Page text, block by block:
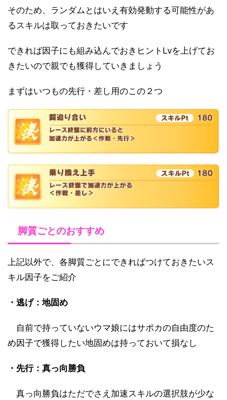
そのため、ランダムとはいえ有効発動する可能性があ
るスキルは取っておきたいです
できれば因子にも組み込んでおきヒントLvを上げてお
きたいので親でも獲得していきましょう
まずはいつもの先行・差し用のこの２つ
脚質ごとのおすすめ
上記以外で、各脚質ごとにできればつけておきたいス
キル因子をご紹介
・逃げ：地固め
自前で持っていないウマ娘にはサポカの自由度のた
め因子で獲得したい地固めは持っておいて損なし
・先行：真っ向勝負
真っ向勝負はただでさえ加速スキルの選択肢が少な